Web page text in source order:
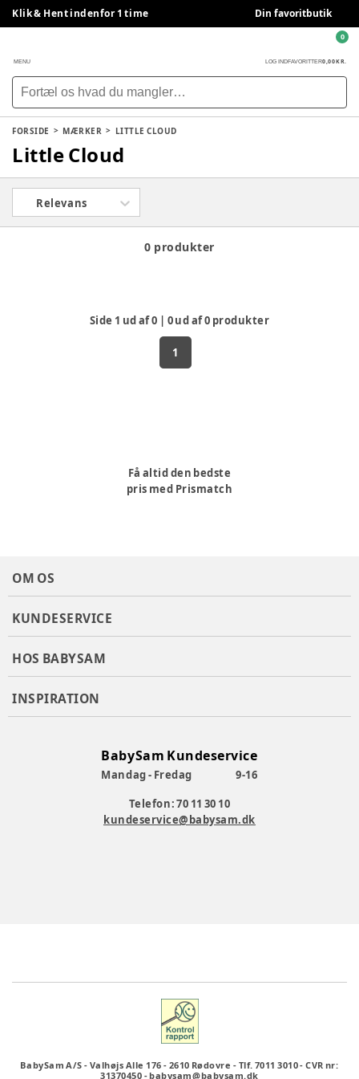
Klik & Hent indenfor 1 time Din favoritbutik
MENU LOG INDFAVORITTER0,00 KR.
0
FORSIDE MÆRKER LITTLE CLOUD
Little Cloud
Relevans
0 produkter
Side 1 ud af0 | 0ud af0 produkter
1
Få altid den bedste
pris med Prismatch
OM OS
KUNDESERVICE
HOS BABYSAM
INSPIRATION
BabySam Kundeservice
Mandag - Fredag
9-16
Telefon: 70 11 30 10
kundeservice@babysam.dk
BabySam A/S - Valhøjs Alle 176 - 2610 Rødovre - Tlf. 7011 3010-CVR nr:
31370450 -babysam@babysam.dk